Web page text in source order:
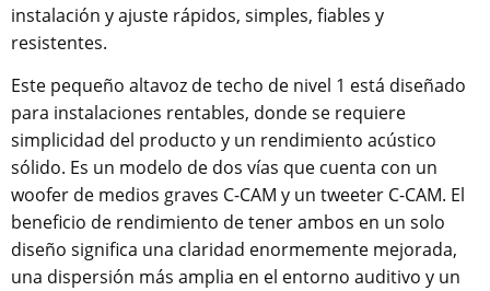
instalación y ajuste rápidos, simples, fiables y
resistentes.
Este pequeño altavoz de techo de nivel 1 está diseñado
para instalaciones rentables, donde se requiere
simplicidad del producto y un rendimiento acústico
sólido. Es un modelo de dos vías que cuenta con un
woofer de medios graves C-CAM y un tweeter C-CAM. El
beneficio de rendimiento de tener ambos en un solo
diseño significa una claridad enormemente mejorada,
una dispersión más amplia en el entorno auditivo y un